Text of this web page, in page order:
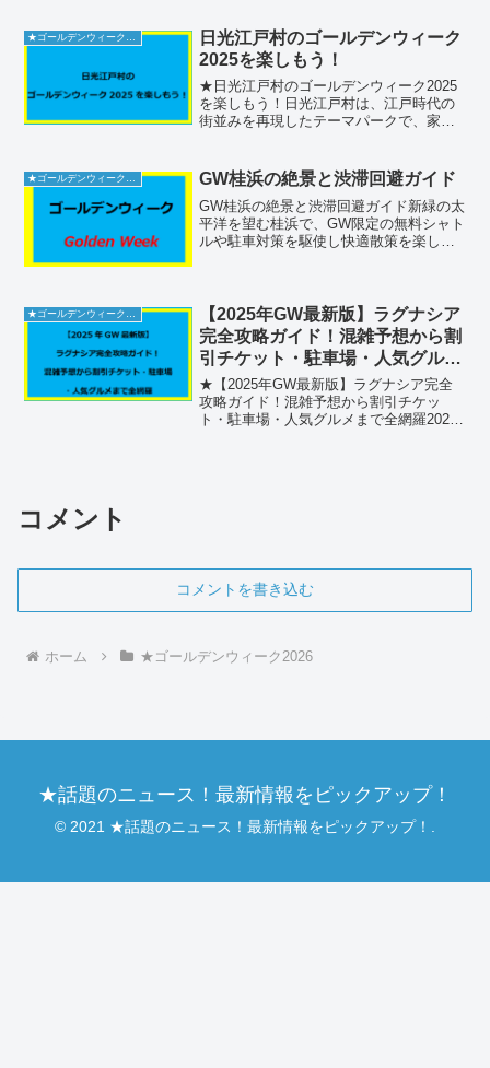
足利市駅から直通バスが運行してお
り、...
★ゴールデンウィーク2026
日光江戸村のゴールデンウィーク
2025を楽しもう！
★日光江戸村のゴールデンウィーク2025
を楽しもう！日光江戸村は、江戸時代の
街並みを再現したテーマパークで、家族
者で賑わいますが、事前の準備をすれば
快適に楽しむことがで...
★ゴールデンウィーク2026 GW桂浜の絶景と渋滞回避ガイド
GW桂浜の絶景と渋滞回避ガイド新緑の太
平洋を望む桂浜で、GW限定の無料シャト
ルや駐車対策を駆使し快適散策を楽しも
に問...
★ゴールデンウィーク2026
【2025年GW最新版】ラグナシア
完全攻略ガイド！混雑予想から割
引チケット・駐車場・人気グルメ
まで全網羅
★【2025年GW最新版】ラグナシア完全
攻略ガイド！混雑予想から割引チケッ
ト・駐車場・人気グルメまで全網羅2025
コメント
コメントを書き込む
ホーム ★ゴールデンウィーク2026
★話題のニュース！最新情報をピックアップ！
© 2021 ★話題のニュース！最新情報をピックアップ！.